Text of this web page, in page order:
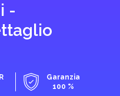
-
Garanzia
100 %